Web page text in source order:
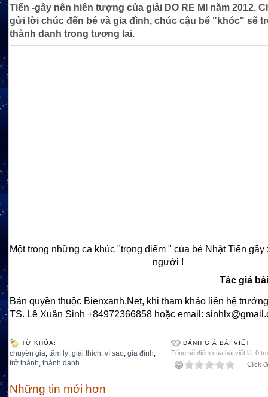
Tiến -gây nên hiên tượng của giải DO RE MI năm 2012.
gửi lời chúc đến bé và gia đình, chúc cậu bé "khóc" sẽ
thành danh trong tương lai.
Một trong những ca khúc "trọng điểm " của bé Nhật Tiến gây
người !
Tác giả
Bản quyền thuộc Bienxanh.Net, khi tham khảo liên hệ
TS. Lê Xuân Sinh +84972366858 hoặc email:
TỪ KHÓA:
chuyên gia, tâm lý, giải thích, vì sao, gia đình,
trở thành, thành danh
ĐÁNH GIÁ BÀI VIẾT
Tổng số điểm của bài viết là: 0
Click
Những tin mới hơn